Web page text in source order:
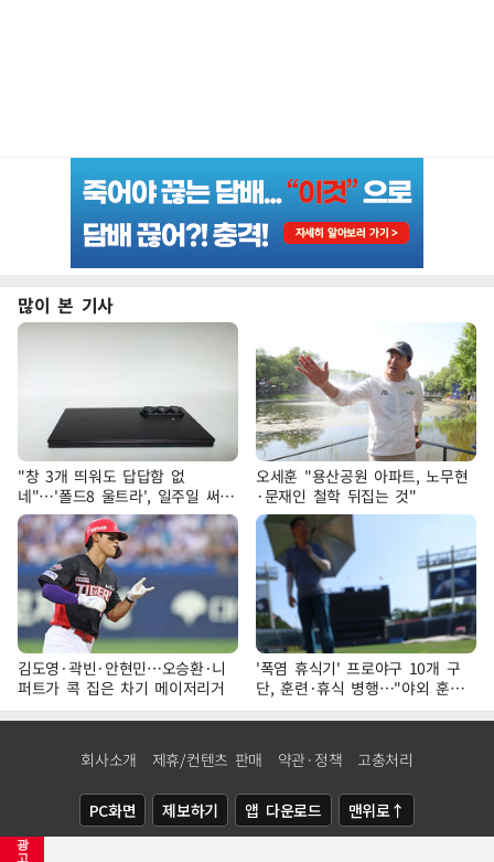
광
고
많이 본 기사
"창 3개 띄워도 답답함 없
네"…'폴드8 울트라', 일주일 써보
니
오세훈 "용산공원 아파트, 노무현
·문재인 철학 뒤집는 것"
김도영·곽빈·안현민…오승환·니
퍼트가 콕 집은 차기 메이저리거
'폭염 휴식기' 프로야구 10개 구
단, 훈련·휴식 병행…"야외 훈련
해도 안전 최우선"
회사소개 제휴/컨텐츠 판매 약관·정책 고충처리
PC화면 제보하기 앱 다운로드 맨위로↑